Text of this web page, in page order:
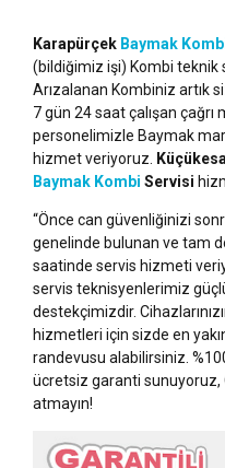
Karapürçek Baymak
(bildiğimiz işi) Kombi
Arızalanan Kombiniz artık
7 gün 24 saat çalışan
personelimizle Baymak
hizmet veriyoruz.
Baymak Kombi Servisi
“Önce can güvenliğinizi
genelinde bulunan ve tam
saatinde servis hizmeti
servis teknisyenlerimiz
destekçimizdir.
hizmetleri için sizde en
randevusu alabilirsiniz.
ücretsiz garanti sunuyoruz,
atmayın!